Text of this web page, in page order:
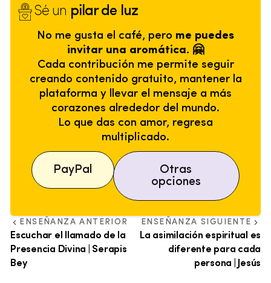
Sé un pilar de luz
No me gusta el café, pero me puedes
invitar una aromática. 🤗
Cada contribución me permite seguir
creando contenido gratuito, mantener la
plataforma y llevar el mensaje a más
corazones alrededor del mundo.
Lo que das con amor, regresa
multiplicado.
PayPal
Otras
opciones
ENSEÑANZA ANTERIOR
Escuchar el llamado de la
Presencia Divina | Serapis
Bey
ENSEÑANZA SIGUIENTE
La asimilación espiritual es
diferente para cada
persona | Jesús